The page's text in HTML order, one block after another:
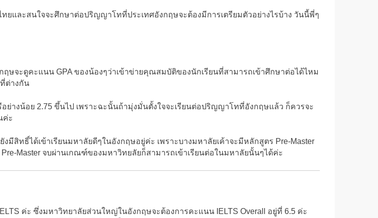
และสนใจจะศึกษาต่อปริญญาโทที่ประเทศอังกฤษจะต้องมีการเตรียมตัวอย่างไรบ้าง วันนี้พี่ๆ
จะดูคะแนน GPA ของน้องๆว่าเข้าข่ายคุณสมบัติของนักเรียนที่สามารถเข้าศึกษาต่อได้ไหม
ต่างกัน
างน้อย 2.75 ขึ้นไป เพราะฉะนั้นถ้ามุ่งมั่นตั้งใจจะเรียนต่อปริญญาโทที่อังกฤษแล้ว ก็ควรจะ
ค่ะ
สิทธิ์ได้เข้าเรียนมหาลัยดีๆในอังกฤษอยู่ค่ะ เพราะบางมหาลัยเค้าจะมีหลักสูตร Pre-Master
Master จบผ่านเกณฑ์ของมหาวิทยลัยก็สามารถเข้าเรียนต่อในมหาลัยนั้นๆได้ค่ะ
ค่ะ ซึ่งมหาวิทยาลัยส่วนใหญ่ในอังกฤษจะต้องการคะแนน IELTS Overall อยู่ที่ 6.5 ค่ะ